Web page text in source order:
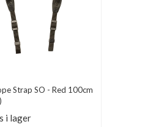
Strap SO - Red 100cm
i lager